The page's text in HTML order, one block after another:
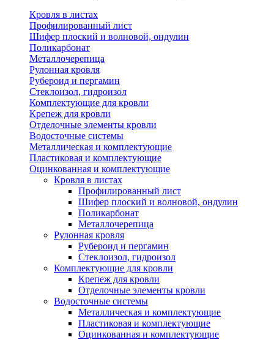
Кровля в листах
Профилированный лист
Шифер плоский и волновой, ондулин
Поликарбонат
Металлочерепица
Рулонная кровля
Рубероид и пергамин
Стеклоизол, гидроизол
Комплектующие для кровли
Крепеж для кровли
Отделочные элементы кровли
Водосточные системы
Металлическая и комплектующие
Пластиковая и комплектующие
Оцинкованная и комплектующие
Кровля в листах
Профилированный лист
Шифер плоский и волновой, ондулин
Поликарбонат
Металлочерепица
Рулонная кровля
Рубероид и пергамин
Стеклоизол, гидроизол
Комплектующие для кровли
Крепеж для кровли
Отделочные элементы кровли
Водосточные системы
Металлическая и комплектующие
Пластиковая и комплектующие
Оцинкованная и комплектующие